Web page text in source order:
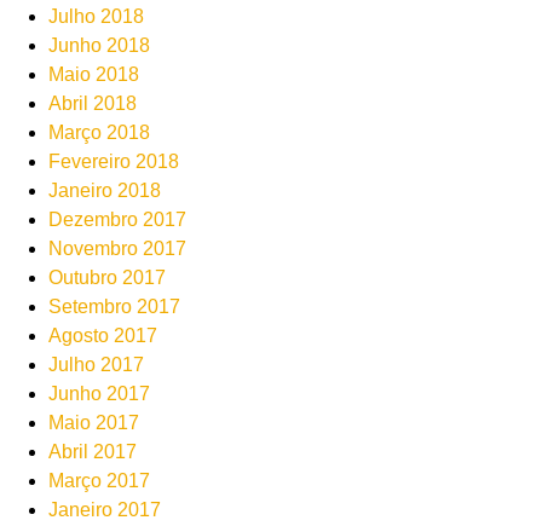
Julho 2018
Junho 2018
Maio 2018
Abril 2018
Março 2018
Fevereiro 2018
Janeiro 2018
Dezembro 2017
Novembro 2017
Outubro 2017
Setembro 2017
Agosto 2017
Julho 2017
Junho 2017
Maio 2017
Abril 2017
Março 2017
Janeiro 2017